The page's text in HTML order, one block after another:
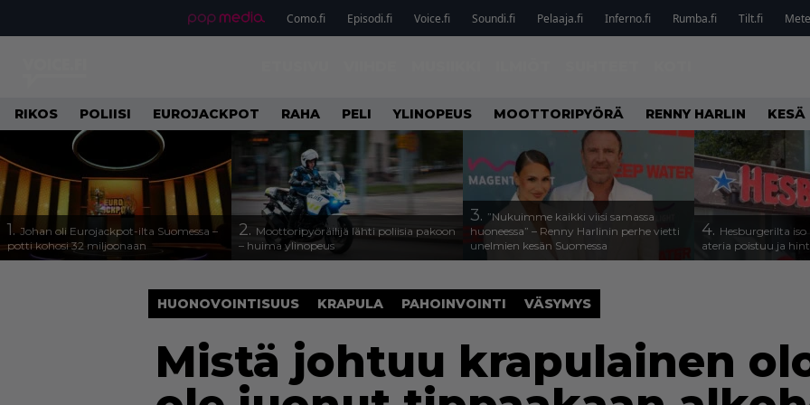
Como.fi Episodi.fi Voice.fi Soundi.fi Pelaaja.fi Inferno.fi Rumba.fi Tilt.fi
RIKOS POLIISI EUROJACKPOT RAHA PELI YLINOPEUS MOOTTORIPYÖRÄ RENNY HARLIN KESÄ
1. Johan oli Eurojackpot-ilta Suomessa –
potti kohosi 32 miljoonaan
2. Moottoripyöräilijä lähti poliisia pakoon
– huima ylinopeus
3. ”Nukuimme kaikki viisi samassa
huoneessa” – Renny Harlinin perhe vietti
unelmien kesän Suomessa
4. Hesburgerilta
ateria poistuu ja
HUONOVOINTISUUS KRAPULA PAHOINVOINTI VÄSYMYS
Mistä johtuu krapulainen